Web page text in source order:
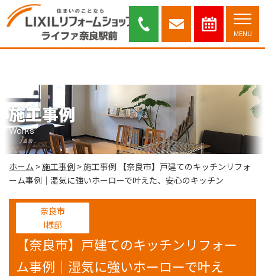
MENU
【奈良市】戸建てのキッチンリフォーム事例｜湿気に強いホーローで叶え
た、安心のキッチン ｜奈良市・木津川市を中心に安心と信頼のリフォーム
提案を行っております。
施工事例
Works
ホーム >施工事例 >施工事例 【奈良市】戸建てのキッチンリフォ
ーム事例｜湿気に強いホーローで叶えた、安心のキッチン
奈良市
I様邸
【奈良市】戸建てのキッチンリフォー
ム事例｜湿気に強いホーローで叶え